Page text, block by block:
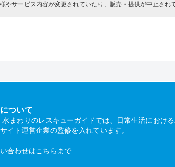
やサービス内容が変更されていたり、販売・提供が中止され
ついて
まわりのレスキューガイドでは、日常生活におけ
イト運営企業の監修を入れています。
合わせはこちら まで